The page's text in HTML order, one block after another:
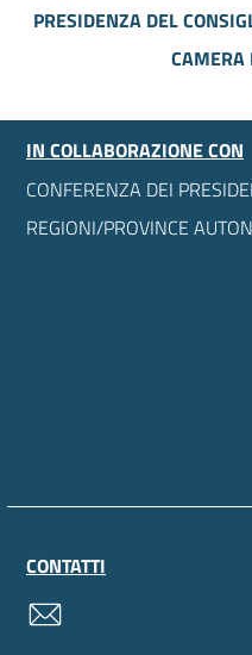
PRESIDENZA DEL
CAMERA
IN COLLABORAZIONE CON
CONFERENZA DEI
REGIONI/PROVINCE
CONTATTI